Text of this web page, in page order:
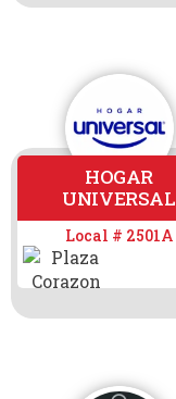
HOGAR
UNIVERSAL
Local # 2501A